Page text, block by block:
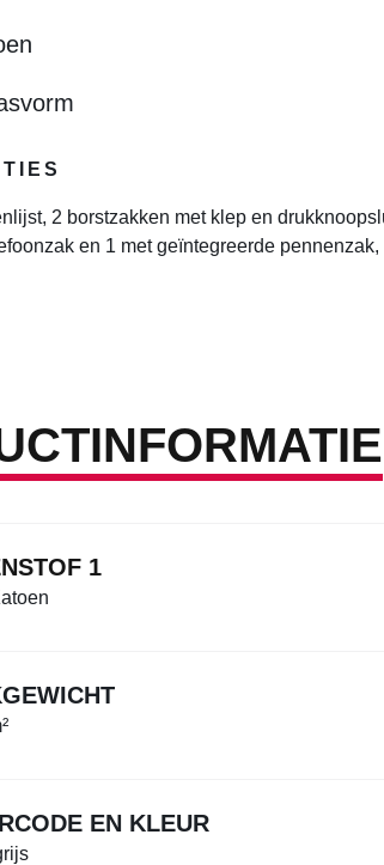
2 borstzakken met klep en
en 1 met geïntegreerde
1
EN KLEUR